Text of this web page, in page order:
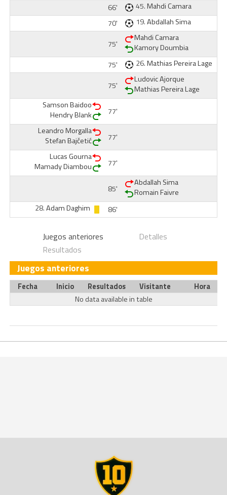
66'
45.Mahdi Camara
70'
19.Abdallah Sima
75'
Mahdi Camara
Kamory Doumbia
75'
26.Mathias Pereira Lage
75'
Ludovic Ajorque
Mathias Pereira Lage
Samson Baidoo
Hendry Blank
77'
Leandro Morgalla
Stefan Bajčetić
77'
Lucas Gourna
Mamady Diambou
77'
85'
Abdallah Sima
Romain Faivre
28.Adam Daghim 86'
Juegos anteriores
Detalles
Resultados
Juegos anteriores
Fecha Inicio Resultados Visitante
Hora
No data available in table